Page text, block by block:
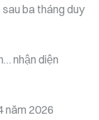
ba tháng duy
nhận diện
năm 2026